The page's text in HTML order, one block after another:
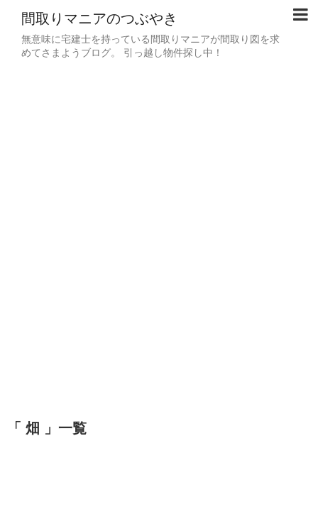
間取りマニアのつぶやき
無意味に宅建士を持っている間取りマニアが間取り図を求
めてさまようブログ。 引っ越し物件探し中！
「 畑 」一覧